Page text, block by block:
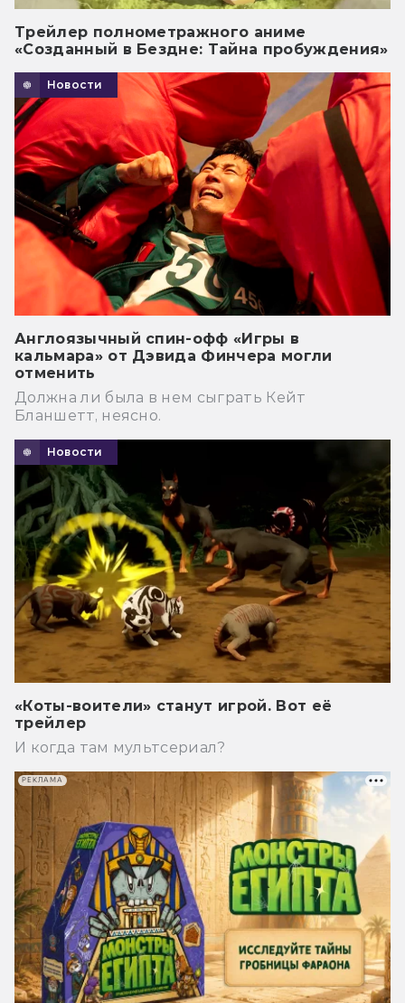
Трейлер полнометражного аниме
«Созданный в Бездне: Тайна пробуждения»
Новости
Англоязычный спин-офф «Игры в
кальмара» от Дэвида Финчера могли
отменить
Должна ли была в нем сыграть Кейт
Бланшетт, неясно.
Новости
«Коты-воители» станут игрой. Вот её
трейлер
И когда там мультсериал?
РЕКЛАМА